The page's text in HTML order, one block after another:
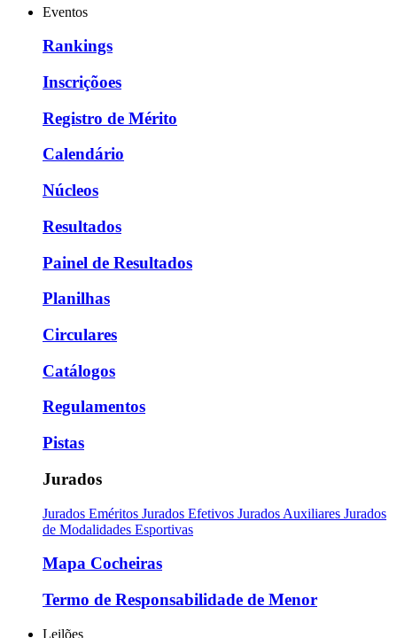
Eventos
Rankings
Inscriçõoes
Registro de Mérito
Calendário
Núcleos
Resultados
Painel de Resultados
Planilhas
Circulares
Catálogos
Regulamentos
Pistas
Jurados
Jurados Eméritos Jurados Efetivos Jurados Auxiliares Jurados
de Modalidades Esportivas
Mapa Cocheiras
Termo de Responsabilidade de Menor
Leilões